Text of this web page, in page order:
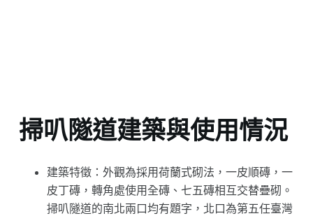
掃叭隧道建築與使用情況
建築特徵：外觀為採用荷蘭式砌法，一皮順磚，一
皮丁磚，轉角處使用全磚、七五磚相互交替疊砌。
掃叭隧道的南北兩口均有題字，北口為第五任臺灣